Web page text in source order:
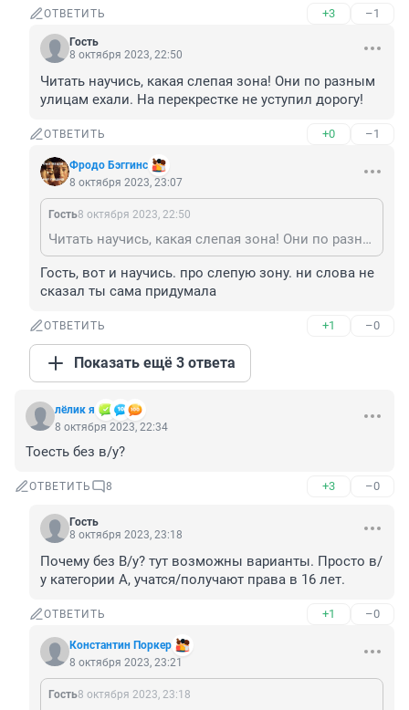
ОТВЕТИТЬ +3 –1
Гость
8 октября 2023, 22:50
Читать научись, какая слепая зона! Они по разным
улицам ехали. На перекрестке не уступил дорогу!
ОТВЕТИТЬ +0 –1
Фродо Бэггинс
8 октября 2023, 23:07
Гость8 октября 2023, 22:50
Читать научись, какая слепая зона! Они по разным улицам ехали. На перекрестке не уступил дорогу!
Гость, вот и научись. про слепую зону. ни слова не
сказал ты сама придумала
ОТВЕТИТЬ +1 –0
Показать ещё 3 ответа
лёлик я
8 октября 2023, 22:34
Тоесть без в/у?
ОТВЕТИТЬ 8 +3 –0
Гость
8 октября 2023, 23:18
Почему без В/у? тут возможны варианты. Просто в/
у категории А, учатся/получают права в 16 лет.
ОТВЕТИТЬ +1 –0
Константин Поркер
8 октября 2023, 23:21
Гость8 октября 2023, 23:18